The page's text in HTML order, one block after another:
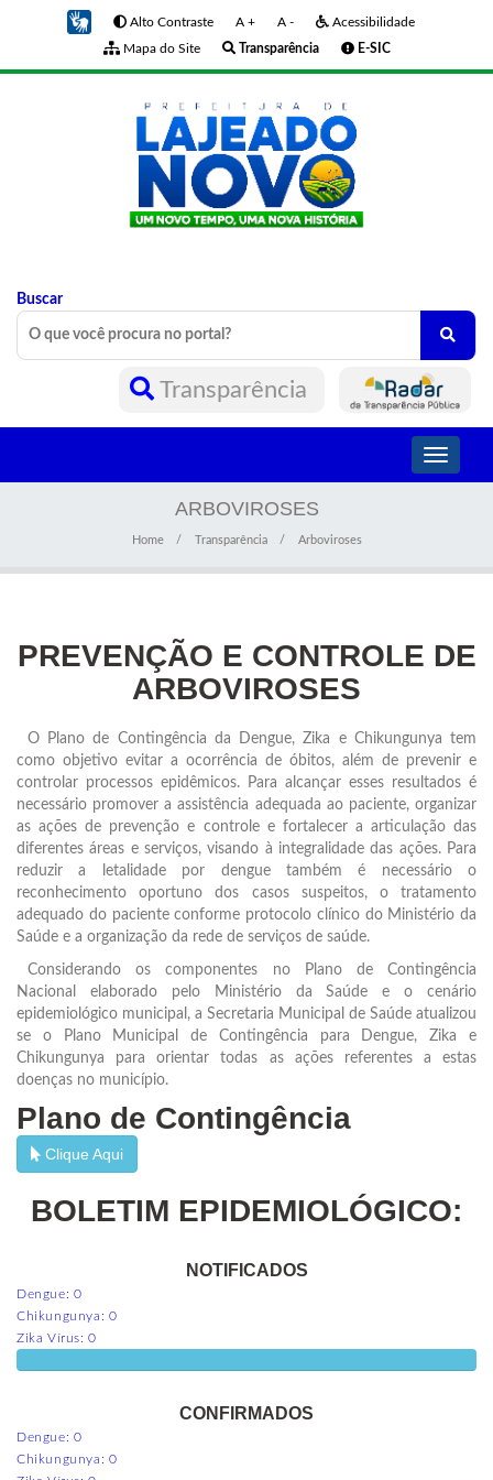
Alto Contraste A + A -
Acessibilidade
Mapa do Site
Transparência E-SIC
Buscar
Transparência
Toggle
ARBOVIROSES
Home Transparência Arboviroses
PREVENÇÃO E CONTROLE DE
ARBOVIROSES
O Plano de Contingência da Dengue, Zika e Chikungunya tem
como objetivo evitar a ocorrência de óbitos, além de prevenir e
controlar processos epidêmicos. Para alcançar esses resultados é
necessário promover a assistência adequada ao paciente, organizar
as ações de prevenção e controle e fortalecer a articulação das
diferentes áreas e serviços, visando à integralidade das ações. Para
reduzir a letalidade por dengue também é necessário o
reconhecimento oportuno dos casos suspeitos, o tratamento
adequado do paciente conforme protocolo clínico do Ministério da
Saúde e a organização da rede de serviços de saúde.
Considerando os componentes no Plano de Contingência
Nacional elaborado pelo Ministério da Saúde e o cenário
epidemiológico municipal, a Secretaria Municipal de Saúde atualizou
se o Plano Municipal de Contingência para Dengue, Zika e
Chikungunya para orientar todas as ações referentes a estas
doenças no município.
Plano de Contingência
Clique Aqui
BOLETIM EPIDEMIOLÓGICO:
NOTIFICADOS
Dengue: 0
Chikungunya: 0
Zika Vírus: 0
CONFIRMADOS
Dengue: 0
Chikungunya: 0